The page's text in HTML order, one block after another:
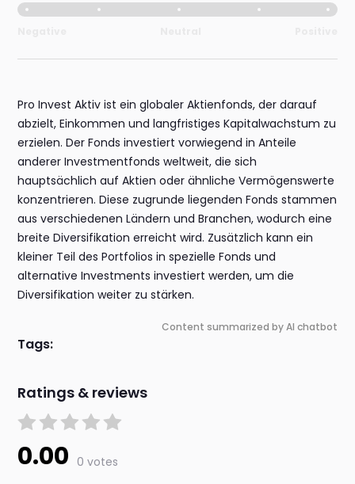
Pro Invest Aktiv ist ein globaler Aktienfonds, der darauf
abzielt, Einkommen und langfristiges Kapitalwachstum zu
erzielen. Der Fonds investiert vorwiegend in Anteile
anderer Investmentfonds weltweit, die sich
hauptsächlich auf Aktien oder ähnliche Vermögenswerte
konzentrieren. Diese zugrunde liegenden Fonds stammen
aus verschiedenen Ländern und Branchen, wodurch eine
breite Diversifikation erreicht wird. Zusätzlich kann ein
kleiner Teil des Portfolios in spezielle Fonds und
alternative Investments investiert werden, um die
Diversifikation weiter zu stärken.
Content summarized by AI chatbot
Tags:
Ratings & reviews
0.00 0 votes